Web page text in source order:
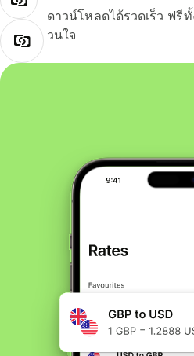
ดาวน์โหลดได้รวดเร็ว ฟ
วนใจ